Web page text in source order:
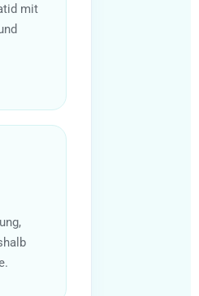
mit